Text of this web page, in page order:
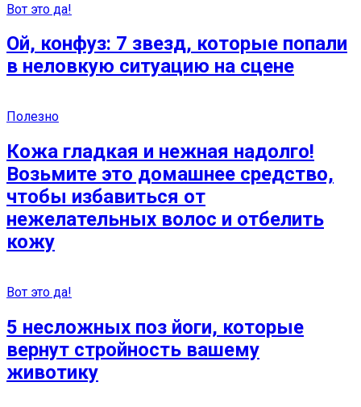
Вот это да!
Ой, конфуз: 7 звезд, которые попали
в неловкую ситуацию на сцене
Полезно
Кожа гладкая и нежная надолго!
Возьмите это домашнее средство,
чтобы избавиться от
нежелательных волос и отбелить
кожу
Вот это да!
5 несложных поз йоги, которые
вернут стройность вашему
животику